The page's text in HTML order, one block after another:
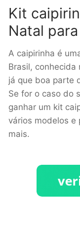
Kit
Natal
A caipirinha é
Brasil, conhecida
já que boa parte
Se for o caso do
ganhar um kit
vários modelos e
mais.